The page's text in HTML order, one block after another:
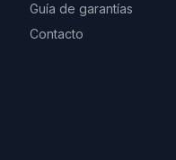
Guía de garantías
Contacto